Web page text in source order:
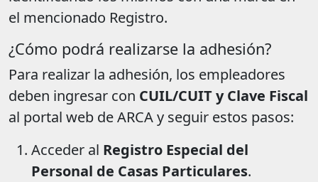
el mencionado Registro.
¿Cómo podrá realizarse la adhesión?
Para realizar la adhesión, los empleadores
deben ingresar con CUIL/CUIT y Clave Fiscal
al portal web de ARCA y seguir estos pasos:
Acceder al Registro Especial del
Personal de Casas Particulares.